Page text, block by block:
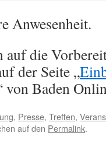
Anwesenheit.
die
der Seite „
von Baden
, Presse, Treffen,
auf den Permalink.